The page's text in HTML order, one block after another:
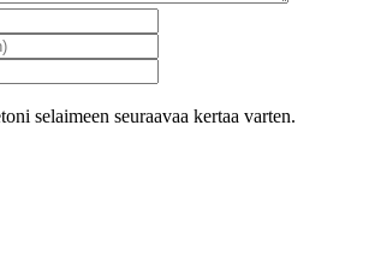
selaimeen seuraavaa kertaa varten.